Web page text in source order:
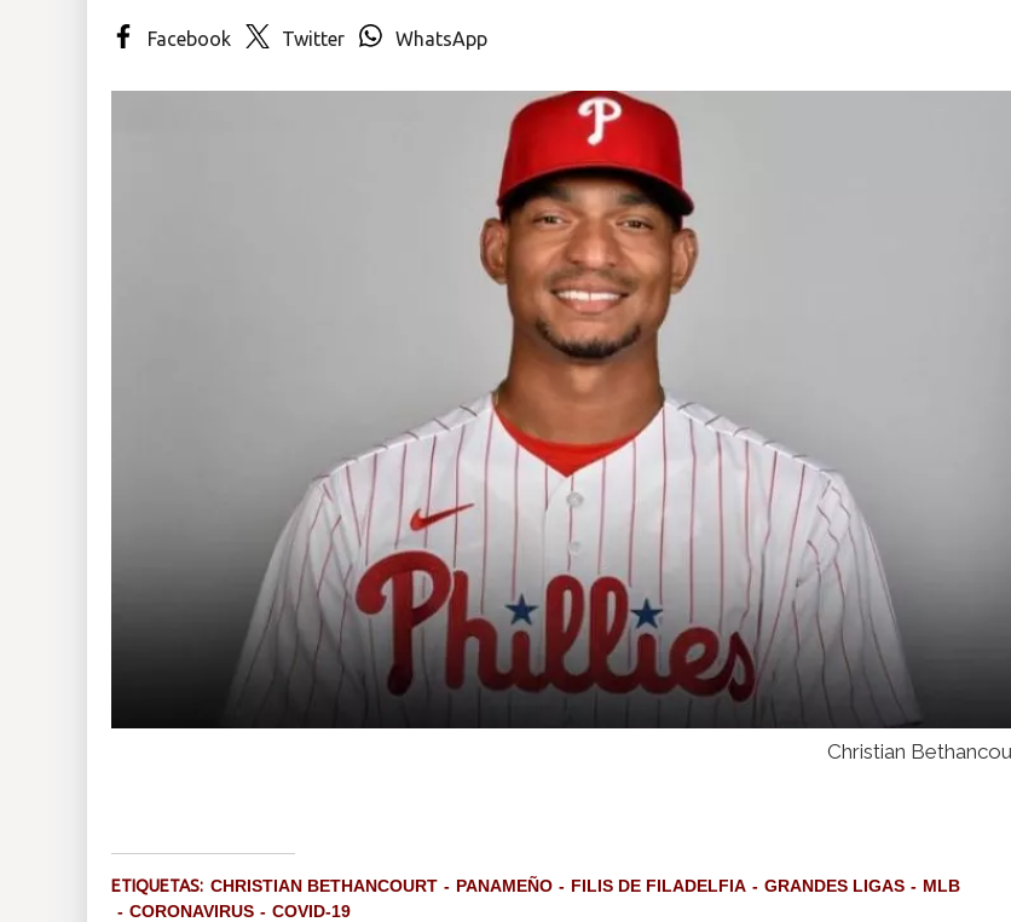
Facebook Twitter WhatsApp
Christian
ETIQUETAS: CHRISTIAN BETHANCOURT PANAMEÑO FILIS DE FILADELFIA GRANDES LIGAS
MLB
CORONAVIRUS
COVID-19